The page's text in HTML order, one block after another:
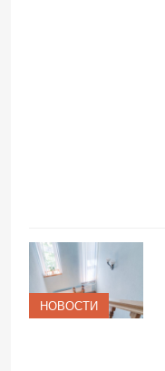
НОВОСТИ